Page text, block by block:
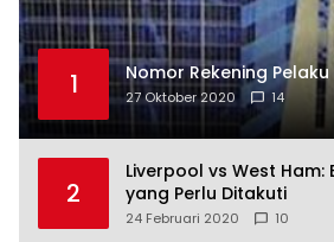
1 Nomor Rekening Pelaku
27 Oktober 2020 14
2
Liverpool vs West Ham:
yang Perlu Ditakuti
24 Februari 2020 10